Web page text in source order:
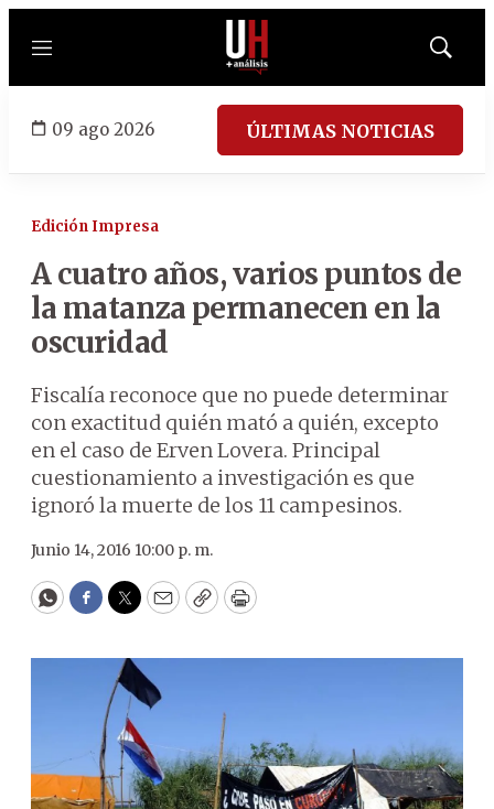
Menú
Mostrar
09 ago 2026 ÚLTIMAS NOTICIAS
Edición Impresa
A cuatro años, varios puntos de
la matanza permanecen en la
oscuridad
Fiscalía reconoce que no puede determinar
con exactitud quién mató a quién, excepto
en el caso de Erven Lovera. Principal
cuestionamiento a investigación es que
ignoró la muerte de los 11 campesinos.
Junio 14, 2016 10:00 p. m.
WhatsApp
Facebook
Twitter
EmailCopyPrint